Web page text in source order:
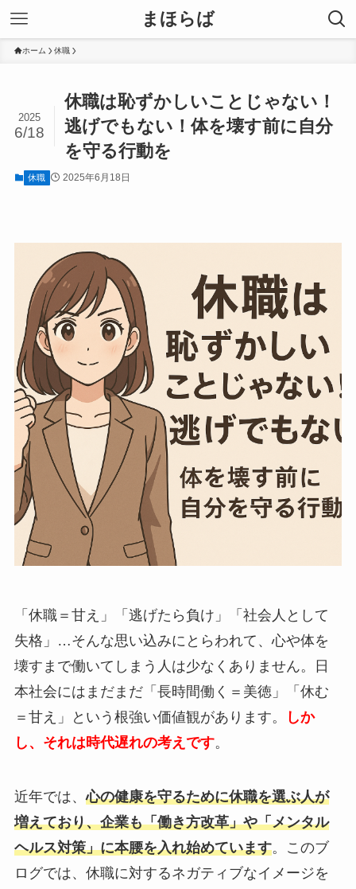
まほらば
ホーム 休職
休職は恥ずかしいことじゃない！
逃げでもない！体を壊す前に自分
を守る行動を
2025
6/18
休職 2025年6月18日
「休職＝甘え」「逃げたら負け」「社会人として
失格」…そんな思い込みにとらわれて、心や体を
壊すまで働いてしまう人は少なくありません。日
本社会にはまだまだ「長時間働く＝美徳」「休む
＝甘え」という根強い価値観があります。
しか
し、それは時代遅れの考えです。
近年では、心の健康を守るために休職を選ぶ人が
増えており、企業も「働き方改革」や「メンタル
ヘルス対策」に本腰を入れ始めています。このブ
ログでは、休職に対するネガティブなイメージを